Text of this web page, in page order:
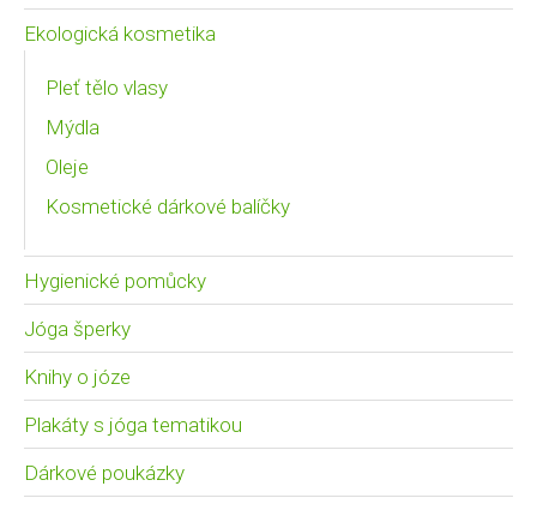
Ekologická kosmetika
Pleť tělo vlasy
Mýdla
Oleje
Kosmetické dárkové balíčky
Hygienické pomůcky
Jóga šperky
Knihy o józe
Plakáty s jóga tematikou
Dárkové poukázky